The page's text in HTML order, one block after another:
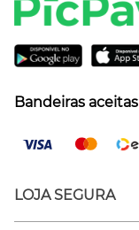
Bandeiras aceitas
LOJA SEGURA